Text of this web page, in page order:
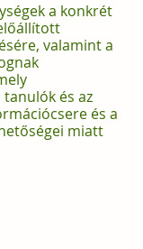
a konkrét
valamint a
és az
és a
miatt